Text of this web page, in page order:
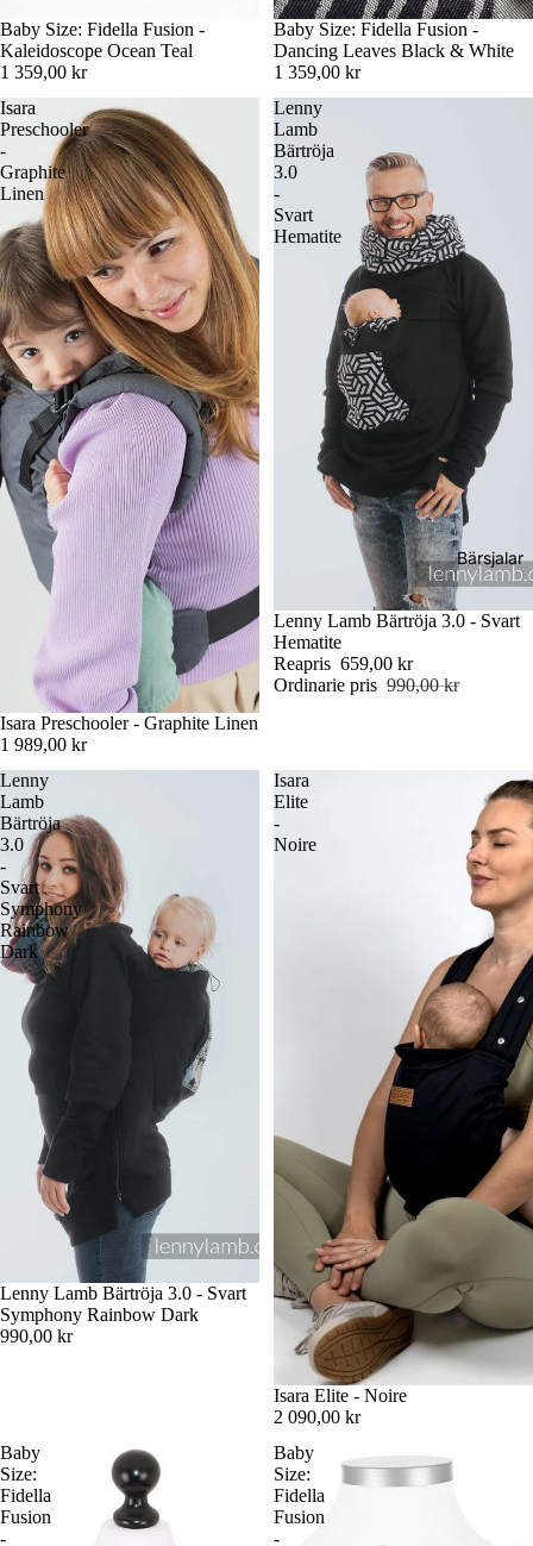
Bärsjalar
Baby Size: Fidella Fusion -
Kaleidoscope Ocean Teal
1 359,00 kr
Baby Size: Fidella Fusion -
Dancing Leaves Black & White
1 359,00 kr
Isara
Preschooler
-
Graphite
Linen
Slutsåld
Isara Preschooler - Graphite Linen
1 989,00 kr
Lenny
Lamb
Bärtröja
3.0
-
Svart
Hematite
Rea
Lenny Lamb Bärtröja 3.0 - Svart
Hematite
Reapris 659,00 kr
Ordinarie pris 990,00 kr
Lenny
Lamb
Bärtröja
3.0
-
Svart
Symphony
Rainbow
Dark
Lenny Lamb Bärtröja 3.0 - Svart
Symphony Rainbow Dark
990,00 kr
Isara
Elite
-
Noire
Isara Elite - Noire
2 090,00 kr
Baby
Size:
Fidella
Fusion
-
Baby
Size:
Fidella
Fusion
-